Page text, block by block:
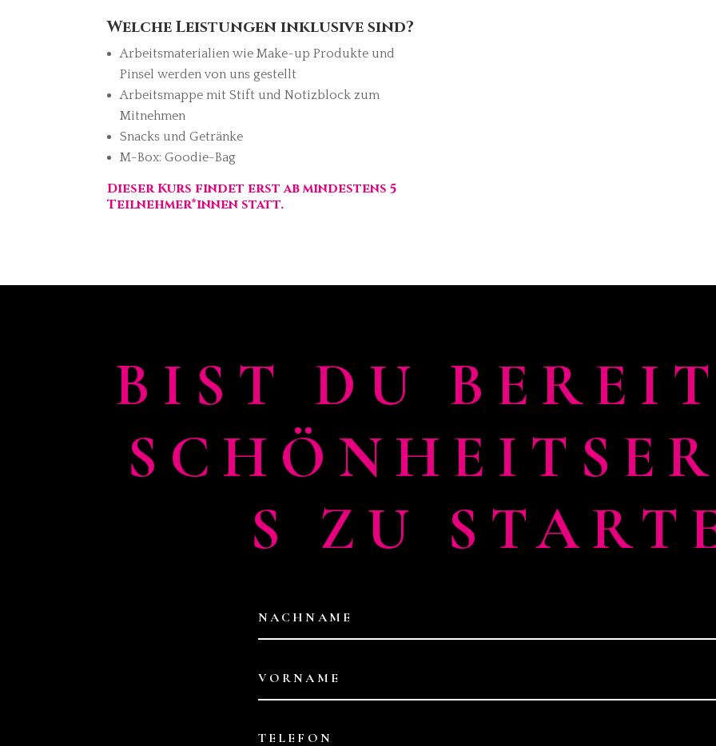
Welche Leistungen inklusivesind?
Arbeitsmaterialien wie Make-up Produkte und
Pinsel werden von uns gestellt
Arbeitsmappe mit Stift und Notizblock zum
Mitnehmen
Snacks und Getränke
M-Box: Goodie-Bag
Dieser Kurs findet erst ab mindestens 5
Teilnehmer*innen statt.
BIST DU
S ZU